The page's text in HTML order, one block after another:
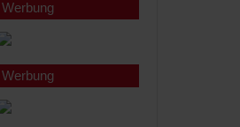
Werbung
Werbung